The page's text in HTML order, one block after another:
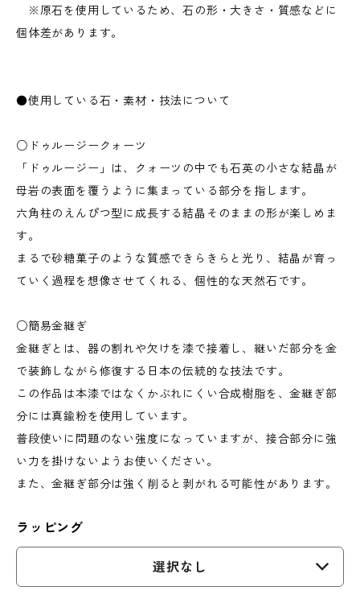
※原石を使用しているため、石の形・大きさ・質感などに
個体差があります。
●使用している石・素材・技法について
○ドゥルージークォーツ
「ドゥルージー」は、クォーツの中でも石英の小さな結晶が
母岩の表面を覆うように集まっている部分を指します。
六角柱のえんぴつ型に成長する結晶そのままの形が楽しめま
す。
まるで砂糖菓子のような質感できらきらと光り、結晶が育っ
ていく過程を想像させてくれる、個性的な天然石です。
○簡易金継ぎ
金継ぎとは、器の割れや欠けを漆で接着し、継いだ部分を金
で装飾しながら修復する日本の伝統的な技法です。
この作品は本漆ではなくかぶれにくい合成樹脂を、金継ぎ部
分には真鍮粉を使用しています。
普段使いに問題のない強度になっていますが、接合部分に強
い力を掛けないようお使いください。
また、金継ぎ部分は強く削ると剥がれる可能性があります。
ラッピング
選択なし